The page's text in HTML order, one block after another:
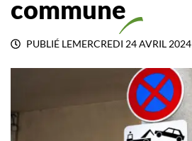
commune
PUBLIÉ LEMERCREDI 24 AVRIL 2024